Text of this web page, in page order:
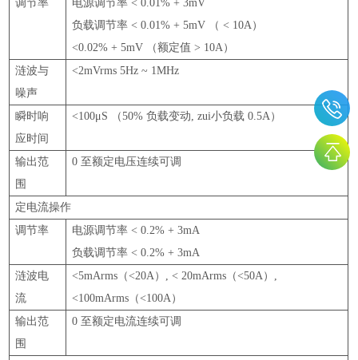
调节率 电源调节率< 0.01% + 3mV
负载调节率< 0.01% + 5mV （ < 10A）
<0.02% + 5mV （额定值> 10A）
涟波与
噪声
<2mVrms 5Hz ~ 1MHz
瞬时响
应时间
<100μS （50%负载变动,zui小负载0.5A）
输出范
围
0 至额定电压连续可调
定电流操作
调节率
电源调节率< 0.2% + 3mA
负载调节率< 0.2% + 3mA
涟波电
流
<5mArms（<20A）, < 20mArms（<50A）,
<100mArms（<100A）
输出范
围
0 至额定电流连续可调